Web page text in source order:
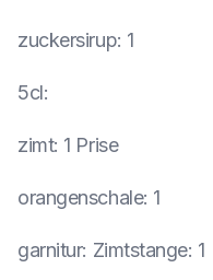
zuckersirup: 1
5cl:
zimt: 1 Prise
orangenschale: 1
garnitur: Zimtstange: 1